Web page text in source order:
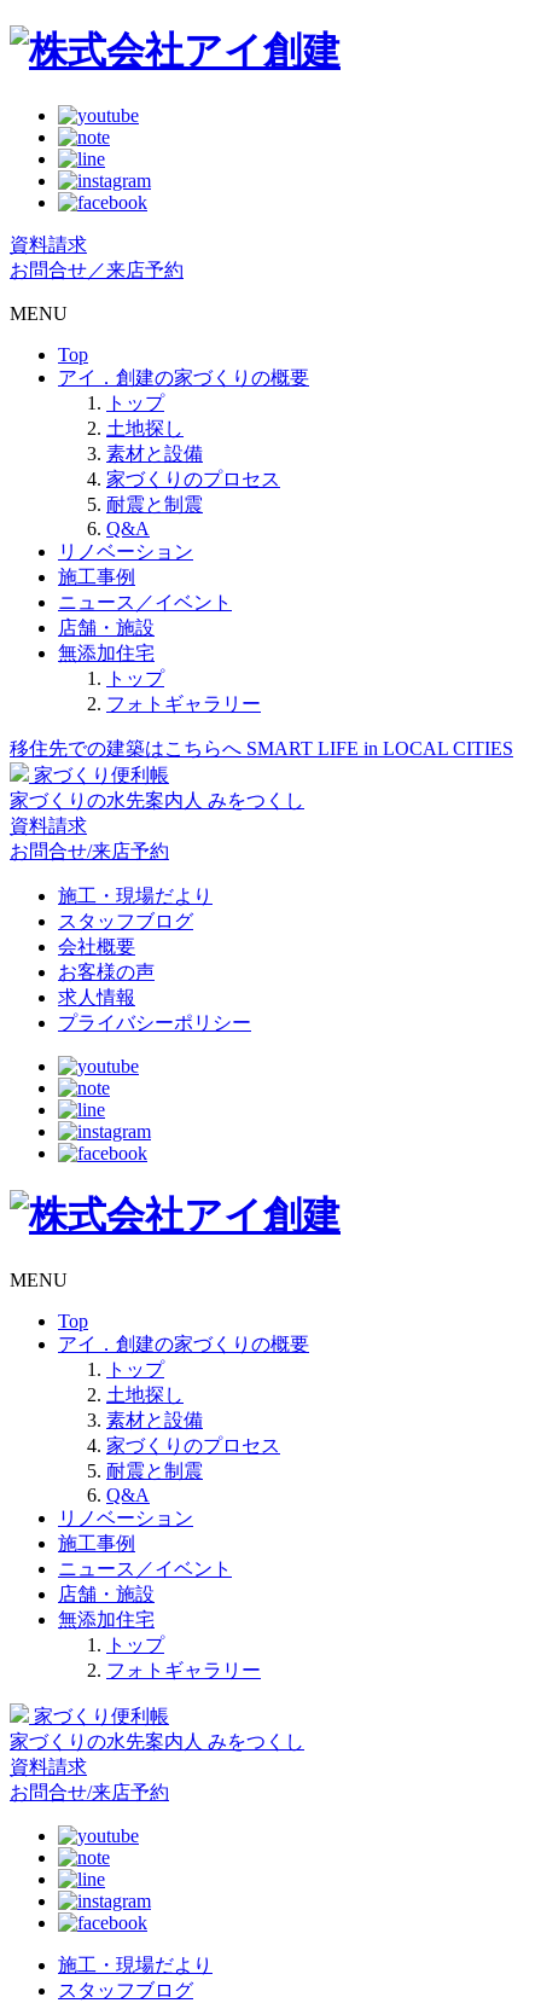
資料請求
お問合せ／来店予約
MENU
Top
アイ．創建の家づくりの概要
トップ
土地探し
素材と設備
家づくりのプロセス
耐震と制震
Q&A
リノベーション
施工事例
ニュース／イベント
店舗・施設
無添加住宅
トップ
フォトギャラリー
移住先での建築はこちらへ SMART LIFE in LOCAL CITIES
家づくり便利帳
家づくりの水先案内人 みをつくし
資料請求
お問合せ/来店予約
施工・現場だより
スタッフブログ
会社概要
お客様の声
求人情報
プライバシーポリシー
MENU
Top
アイ．創建の家づくりの概要
トップ
土地探し
素材と設備
家づくりのプロセス
耐震と制震
Q&A
リノベーション
施工事例
ニュース／イベント
店舗・施設
無添加住宅
トップ
フォトギャラリー
家づくり便利帳
家づくりの水先案内人 みをつくし
資料請求
お問合せ/来店予約
施工・現場だより
スタッフブログ